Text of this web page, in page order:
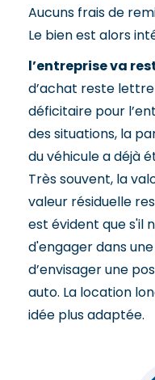
Aucuns frais de
Le bien est alors
l’entreprise va
d’achat reste
déficitaire pour
des situations, la
du véhicule a déjà
Très souvent, la
valeur résiduelle
est évident que s'il
d'engager dans
d’envisager une
auto. La location
idée plus adaptée.